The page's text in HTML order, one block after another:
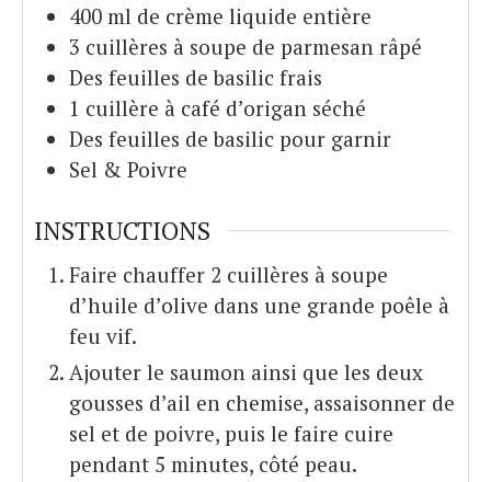
400 ml de crème liquide entière
3 cuillères à soupe de parmesan râpé
Des feuilles de basilic frais
1 cuillère à café d’origan séché
Des feuilles de basilic pour garnir
Sel & Poivre
INSTRUCTIONS
Faire chauffer 2 cuillères à soupe
d’huile d’olive dans une grande poêle à
feu vif.
Ajouter le saumon ainsi que les deux
gousses d’ail en chemise, assaisonner de
sel et de poivre, puis le faire cuire
pendant 5 minutes, côté peau.